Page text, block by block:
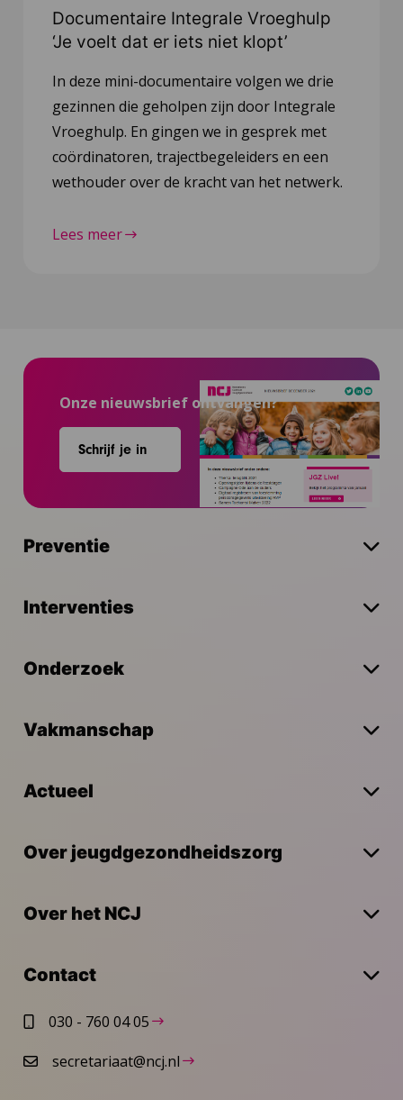
Documentaire Integrale Vroeghulp
‘Je voelt dat er iets niet klopt’
In deze mini-documentaire volgen we drie
gezinnen die geholpen zijn door Integrale
Vroeghulp. En gingen we in gesprek met
coördinatoren, trajectbegeleiders en een
wethouder over de kracht van het netwerk.
Lees meer
Onze nieuwsbrief ontvangen?
Schrijf je in
Preventie
Interventies
Onderzoek
Vakmanschap
Actueel
Over jeugdgezondheidszorg
Over het NCJ
Contact
030 - 760 04 05
secretariaat@ncj.nl